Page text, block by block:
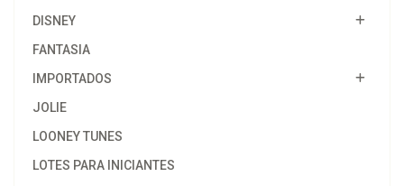
DISNEY
FANTASIA
IMPORTADOS
JOLIE
LOONEY TUNES
LOTES PARA INICIANTES